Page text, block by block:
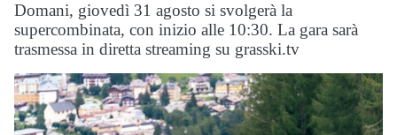
Domani, giovedì 31 agosto si svolgerà la
supercombinata, con inizio alle 10:30. La gara sarà
trasmessa in diretta streaming su grasski.tv